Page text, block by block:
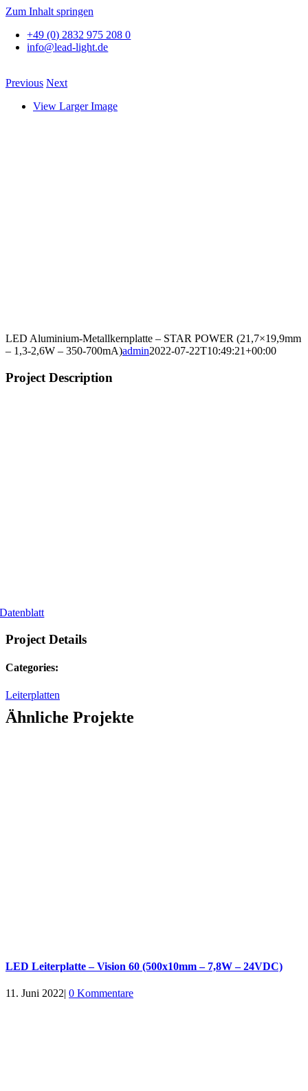
Zum Inhalt springen
+49 (0) 2832 975 208 0
info@lead-light.de
Previous Next
View Larger Image
LED Aluminium-Metallkernplatte – STAR POWER (21,7×19,9mm
– 1,3-2,6W – 350-700mA)admin2022-07-22T10:49:21+00:00
Project Description
Datenblatt
Project Details
Categories:
Leiterplatten
Ähnliche Projekte
LED Leiterplatte – Vision 60 (500x10mm – 7,8W – 24VDC)
11. Juni 2022| 0 Kommentare